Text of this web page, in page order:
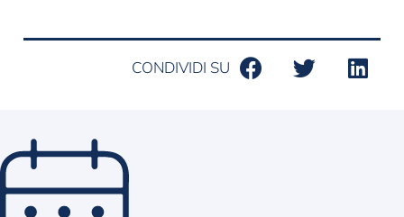
CONDIVIDI SU